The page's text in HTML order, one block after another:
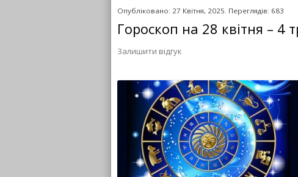
Опубліковано: 27 Квітня, 2025. Переглядів: 683
Гороскоп на 28 квітня – 4
Залишити відгук